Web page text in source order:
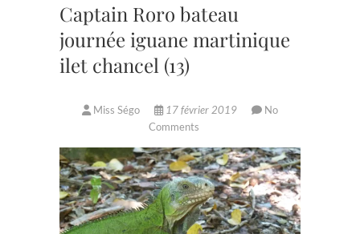
Captain Roro bateau
journée iguane martinique
ilet chancel (13)
Miss Ségo 17 février 2019
No
Comments